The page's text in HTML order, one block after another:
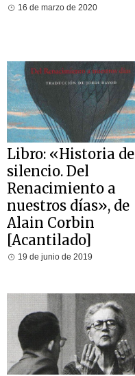
16 de marzo de 2020
Libro: «Historia de
silencio. Del
Renacimiento a
nuestros días», de
Alain Corbin
[Acantilado]
19 de junio de 2019